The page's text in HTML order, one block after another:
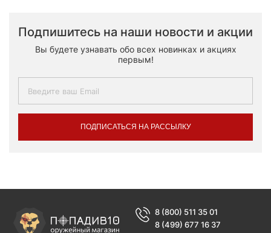
Подпишитесь на наши новости и акции
Вы будете узнавать обо всех новинках и акциях
первым!
ПОДПИСАТЬСЯ НА РАССЫЛКУ
8 (800) 511 35 01
8 (499) 677 16 37